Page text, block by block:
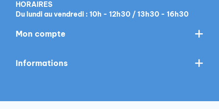
HORAIRES
Du lundi au vendredi : 10h - 12h30 / 13h30 - 16h30
Mon compte
Informations